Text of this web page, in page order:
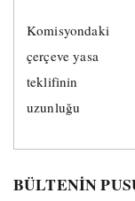
Komisyondaki
çerçeve yasa
teklifinin
uzunluğu
BÜLTENİN